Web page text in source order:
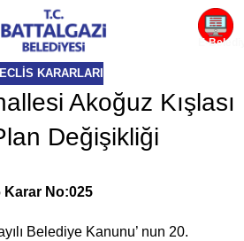
E-
KARARLARI
Akoğuz Kışlası
Değişikliği
Karar No:025
Belediye Kanunu’ nun 20.